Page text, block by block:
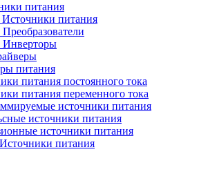
питания
питания
питания
питания постоянного тока
питания переменного тока
источники питания
источники питания
источники питания
питания